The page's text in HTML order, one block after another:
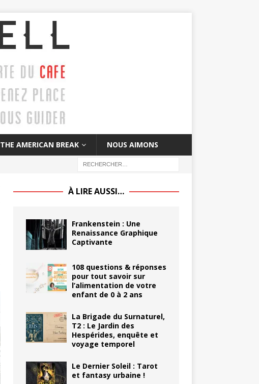
THE AMERICAN BREAK NOUS AIMONS
À LIRE AUSSI…
Frankenstein : Une
Renaissance Graphique
Captivante
108 questions & réponses
pour tout savoir sur
l’alimentation de votre
enfant de 0 à 2 ans
La Brigade du Surnaturel,
T2 : Le Jardin des
Hespérides, enquête et
voyage temporel
Le Dernier Soleil : Tarot
et fantasy urbaine !